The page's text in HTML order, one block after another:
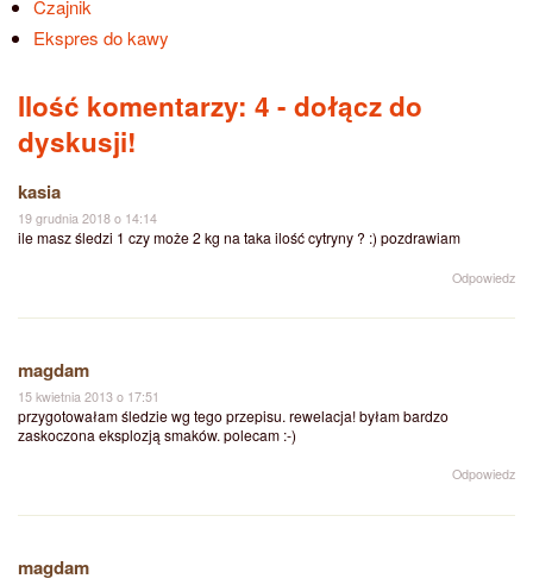
Czajnik
Ekspres do kawy
Ilość komentarzy: 4 - dołącz do
dyskusji!
kasia
19 grudnia 2018 o 14:14
ile masz śledzi 1 czy może 2 kg na taka ilość cytryny ? :) pozdrawiam
Odpowiedz
magdam
15 kwietnia 2013 o 17:51
przygotowałam śledzie wg tego przepisu. rewelacja! byłam bardzo
zaskoczona eksplozją smaków. polecam :-)
Odpowiedz
magdam